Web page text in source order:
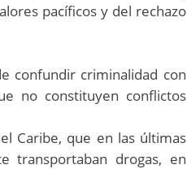
pacíficos y del rechazo
confundir criminalidad con
no constituyen conflictos
Caribe, que en las últimas
transportaban drogas, en